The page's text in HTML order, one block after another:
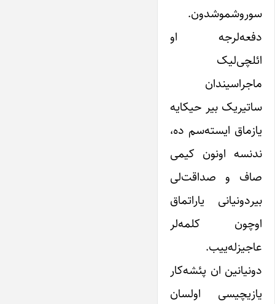
سوروشموشدون.
دفعه‌لرجه او
ائلچی‌لیک
ماجراسیندان
ساتیریک بیر حیکایه
یازماق ایسته‌سم ده،
ندنسه اونون کیمی
صاف و صداقت‌لی
بیردونیانی یاراتماق
اوچون کلمه‌لر
عاجیزله‌‌ییب.
دونیانین ان پئشه‌کار
یازیچیسی اولسان